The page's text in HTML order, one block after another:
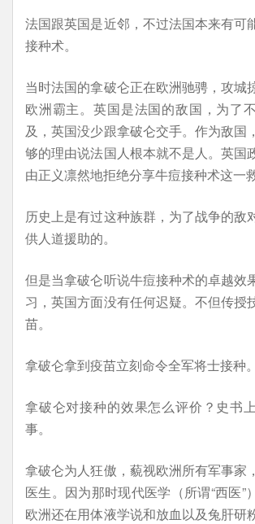
法国跟英国是近邻，不过法国本来有可
接种术。
当时法国的拿破仑正在欧洲驰骋，攻城
欧洲霸主。英国是法国的敌国，为了
及，英国没少跟拿破仑交手。作为敌国
够的理由说法国人根本就不是人。英国
由正义凛然地拒绝分享牛痘接种术这一
历史上是有过这种族群，为了战争的敌
供人道援助的。
但是当拿破仑听说牛痘接种术的卓越效
习，英国方面没有任何迟疑。不但传授
苗。
拿破仑拿到疫苗立刻命令全军将士接种。
拿破仑对接种的效果怎么评价？史书
事。
拿破仑为人狂傲，藐视欧洲所有军事家
医生。因为那时现代医学（所谓“西医”
欧洲还在用体液学说和放血以及兔肝研